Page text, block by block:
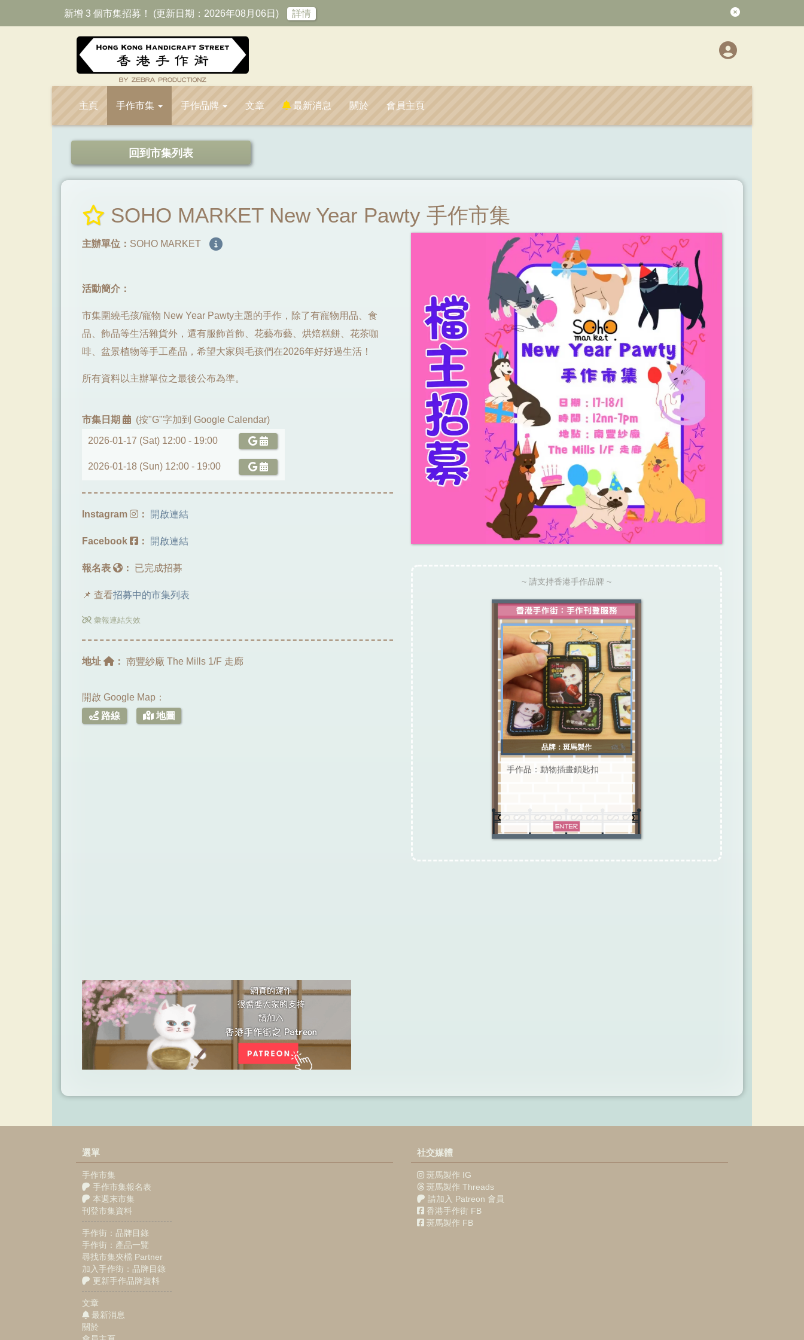
新增 3 個市集招募！ (更新日期：2026年08月06日) 詳情
主頁 手作市集 手作品牌 文章 最新消息 關於 會員主頁
回到市集列表
SOHO MARKET New Year Pawty 手作市集
~ 請支持香港手作品牌 ~
品牌：斑馬製作
手作品：動物插畫鎖匙扣
主辦單位： SOHO MARKET
活動簡介：
市集圍繞毛孩/寵物 New Year Pawty主題的手作，除了有寵物用品、食
品、飾品等生活雜貨外，還有服飾首飾、花藝布藝、烘焙糕餅、花茶咖
啡、盆景植物等手工產品，希望大家與毛孩們在2026年好好過生活！
所有資料以主辦單位之最後公布為準。
市集日期 (按"G"字加到 Google Calendar)
2026-01-17 (Sat) 12:00 - 19:00
2026-01-18 (Sun) 12:00 - 19:00
Instagram ： 開啟連結
Facebook ： 開啟連結
報名表 ： 已完成招募
📌 查看招募中的市集列表
彙報連結失效
地址 ： 南豐紗廠 The Mills 1/F 走廊
開啟 Google Map：
路線
地圖
選單
手作市集
手作市集報名表
本週末市集
刊登市集資料
手作街：品牌目錄
手作街：產品一覽
尋找市集夾檔 Partner
加入手作街：品牌目錄
更新手作品牌資料
文章
最新消息
關於
社交媒體
斑馬製作 IG
斑馬製作 Threads
請加入 Patreon 會員
香港手作街 FB
斑馬製作 FB